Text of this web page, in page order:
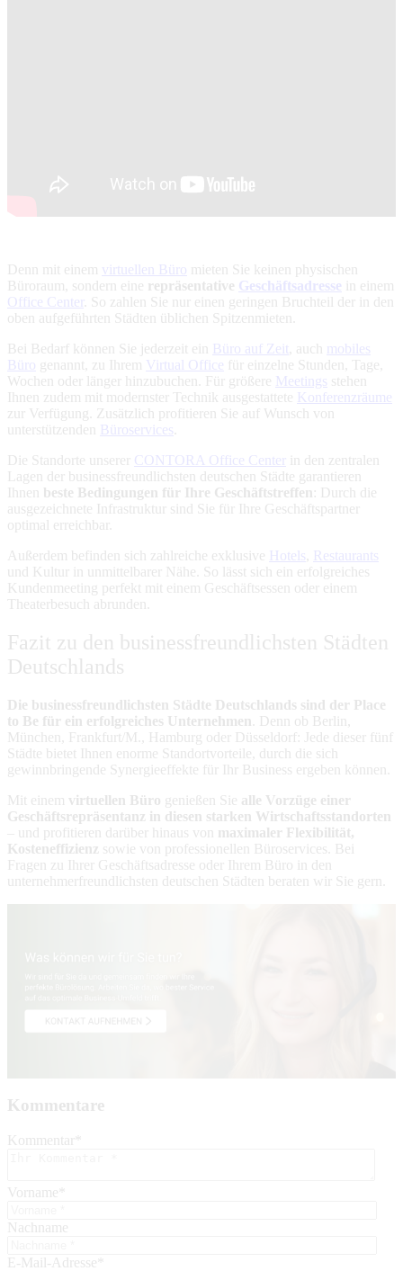
Denn mit einem virtuellen Büro mieten Sie keinen physischen
Büroraum, sondern eine repräsentative Geschäftsadresse in einem
Office Center
. So zahlen Sie nur einen geringen Bruchteil der in den
oben aufgeführten Städten üblichen Spitzenmieten.
Bei Bedarf können Sie jederzeit ein
Büro auf Zeit , auch
mobiles
Büro genannt, zu Ihrem Virtual Office für einzelne Stunden, Tage,
Wochen oder länger hinzubuchen. Für größere Meetings stehen
Ihnen zudem mit modernster Technik ausgestattete Konferenzräume
zur Verfügung. Zusätzlich profitieren Sie auf Wunsch von
unterstützenden
Büroservices
Die Standorte unserer CONTORA Office Center
in den zentralen
Lagen der businessfreundlichsten deutschen Städte garantieren
Ihnen beste Bedingungen für Ihre Geschäftstreffen : Durch die
ausgezeichnete Infrastruktur sind Sie für Ihre Geschäftspartner
optimal erreichbar.
Außerdem befinden sich zahlreiche exklusive Hotels
Restaurants
und Kultur in unmittelbarer Nähe. So lässt sich ein erfolgreiches
Kundenmeeting perfekt mit einem Geschäftsessen oder einem
Theaterbesuch abrunden.
Fazit zu den businessfreundlichsten Städten
Deutschlands
Die businessfreundlichsten Städte Deutschlands sind der Place
to Be für ein erfolgreiches Unternehmen . Denn ob Berlin,
München, Frankfurt/M., Hamburg oder Düsseldorf: Jede dieser fünf
Städte bietet Ihnen enorme Standortvorteile, durch die sich
gewinnbringende Synergieeffekte für Ihr Business ergeben können.
Mit einem virtuellen Büro genießen Sie alle Vorzüge einer
Geschäftsrepräsentanz in diesen starken Wirtschaftsstandorten
– und profitieren darüber hinaus von maximaler Flexibilität,
Kosteneffizienz sowie von professionellen Büroservices. Bei
Fragen zu Ihrer Geschäftsadresse oder Ihrem Büro in den
unternehmerfreundlichsten deutschen Städten beraten wir Sie gern.
Kommentare
Kommentar
Vorname
Nachname
E-Mail-Adresse